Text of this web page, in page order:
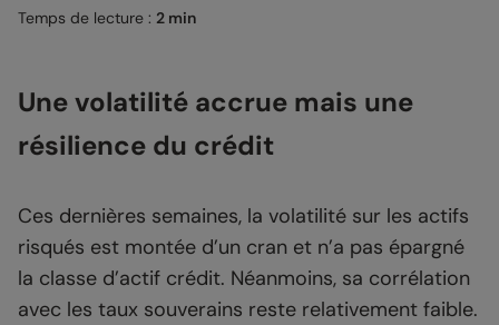
Temps de lecture : 2 min
Une volatilité accrue mais une
résilience du crédit
Ces dernières semaines, la volatilité sur les actifs
risqués est montée d’un cran et n’a pas épargné
la classe d’actif crédit. Néanmoins, sa corrélation
avec les taux souverains reste relativement faible.